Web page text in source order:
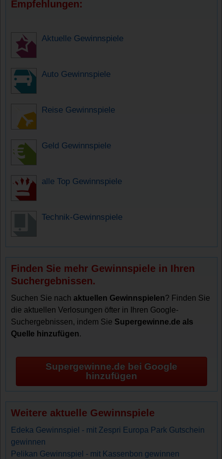
Empfehlungen:
Aktuelle Gewinnspiele
Auto Gewinnspiele
Reise Gewinnspiele
Geld Gewinnspiele
alle Top Gewinnspiele
Technik-Gewinnspiele
Finden Sie mehr Gewinnspiele in Ihren
Suchergebnissen.
Suchen Sie nachaktuellen Gewinnspielen? Finden Sie
die aktuellen Verlosungen öfter in Ihren Google-
Suchergebnissen, indem Sie Supergewinne.de als
Quelle hinzufügen.
Supergewinne.de bei Google
hinzufügen
Weitere aktuelle Gewinnspiele
Edeka Gewinnspiel - mit Zespri Europa Park Gutschein
gewinnen
Pelikan Gewinnspiel - mit Kassenbon gewinnen